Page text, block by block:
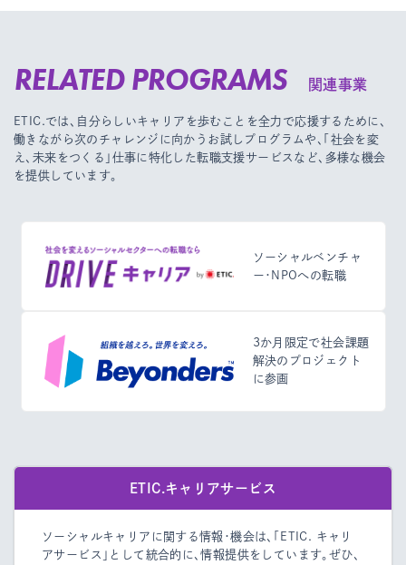
RELATED PROGRAMS 関連事業
ETIC.では、自分らしいキャリアを歩むことを全力で応援するために、
働きながら次のチャレンジに向かうお試しプログラムや、
「社会を変
え、未来をつくる」仕事に特化した転職支援サービスなど、多様な機会
を提供しています。
ソーシャルベンチャ
ー・NPOへの転職
3か月限定で社会課題
解決のプロジェクト
に参画
ETIC.キャリアサービス
ソーシャルキャリアに関する情報・機会は、「ETIC. キャリ
アサービス」として統合的に、情報提供をしています。 ぜひ、